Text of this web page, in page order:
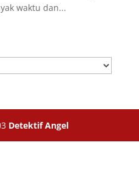
waktu dan...
Detektif Angel